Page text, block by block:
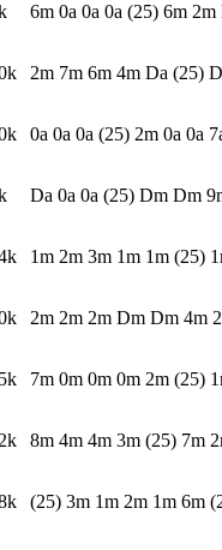
6m 0a 0a 0a (25) 6m 2m
2m 7m 6m 4m Da (25) D
0a 0a 0a (25) 2m 0a 0a 7
Da 0a 0a (25) Dm Dm 9
1m 2m 3m 1m 1m (25) 1
2m 2m 2m Dm Dm 4m 2
7m 0m 0m 0m 2m (25) 1
8m 4m 4m 3m (25) 7m 2
(25) 3m 1m 2m 1m 6m